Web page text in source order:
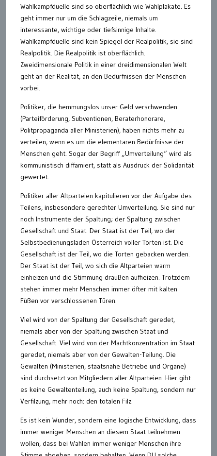
Wahlkampfduelle sind so oberflächlich wie Wahlplakate. Es
geht immer nur um die Schlagzeile, niemals um
interessante, wichtige oder tiefsinnige Inhalte.
Wahlkampfduelle sind kein Spiegel der Realpolitik, sie sind
Realpolitik. Die Realpolitik ist oberflächlich.
Zweidimensionale Politik in einer dreidimensionalen Welt
geht an der Realität, an den Bedürfnissen der Menschen
vorbei.
Politiker, die hemmungslos unser Geld verschwenden
(Parteiförderung, Subventionen, Beraterhonorare,
Politpropaganda aller Ministerien), haben nichts mehr zu
verteilen, wenn es um die elementaren Bedürfnisse der
Menschen geht. Sogar der Begriff „Umverteilung“ wird als
kommunistisch diffamiert, statt als Ausdruck der Solidarität
gewertet.
Politiker aller Altparteien kapitulieren vor der Aufgabe des
Teilens, insbesondere gerechter Umverteilung. Sie sind nur
noch Instrumente der Spaltung; der Spaltung zwischen
Gesellschaft und Staat. Der Staat ist der Teil, wo der
Selbstbedienungsladen Österreich voller Torten ist. Die
Gesellschaft ist der Teil, wo die Torten gebacken werden.
Der Staat ist der Teil, wo sich die Altparteien warm
einheizen und die Stimmung draußen aufheizen. Trotzdem
stehen immer mehr Menschen immer öfter mit kalten
Füßen vor verschlossenen Türen.
Viel wird von der Spaltung der Gesellschaft geredet,
niemals aber von der Spaltung zwischen Staat und
Gesellschaft. Viel wird von der Machtkonzentration im Staat
geredet, niemals aber von der Gewalten-Teilung. Die
Gewalten (Ministerien, staatsnahe Betriebe und Organe)
sind durchsetzt von Mitgliedern aller Altparteien. Hier gibt
es keine Gewaltenteilung, auch keine Spaltung, sondern nur
Verfilzung, mehr noch: den totalen Filz.
Es ist kein Wunder, sondern eine logische Entwicklung, dass
immer weniger Menschen an diesem Staat teilnehmen
wollen, dass bei Wahlen immer weniger Menschen ihre